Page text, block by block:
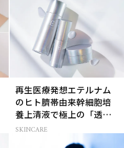
再生医療発想エテルナム
のヒト臍帯由来幹細胞培
養上清液で極上の「透明
感ハリ肌」へ
SKINCARE